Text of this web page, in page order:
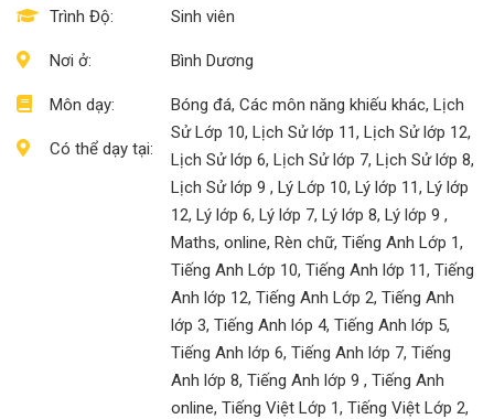
Trình Độ:
Nơi ở:
Môn dạy:
Có thể dạy tại:
Sinh viên
Bình Dương
Bóng đá, Các môn năng khiếu khác, Lịch
Sử Lớp 10, Lịch Sử lớp 11, Lịch Sử lớp 12,
Lịch Sử lớp 6, Lịch Sử lớp 7, Lịch Sử lớp 8,
Lịch Sử lớp 9 , Lý Lớp 10, Lý lớp 11, Lý lớp
12, Lý lớp 6, Lý lớp 7, Lý lớp 8, Lý lớp 9 ,
Maths, online, Rèn chữ, Tiếng Anh Lớp 1,
Tiếng Anh Lớp 10, Tiếng Anh lớp 11, Tiếng
Anh lớp 12, Tiếng Anh Lớp 2, Tiếng Anh
lớp 3, Tiếng Anh lóp 4, Tiếng Anh lớp 5,
Tiếng Anh lớp 6, Tiếng Anh lớp 7, Tiếng
Anh lớp 8, Tiếng Anh lớp 9 , Tiếng Anh
online, Tiếng Việt Lớp 1, Tiếng Việt Lớp 2,